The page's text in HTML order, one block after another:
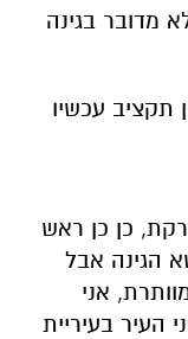
מדובר בגינה
תקציב עכשיו
כן כן ראש
הגינה אבל
אני
העיר בעיריית